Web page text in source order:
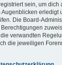
sein, um
erledigt
Die Board-
verwandten
die jeweiligen